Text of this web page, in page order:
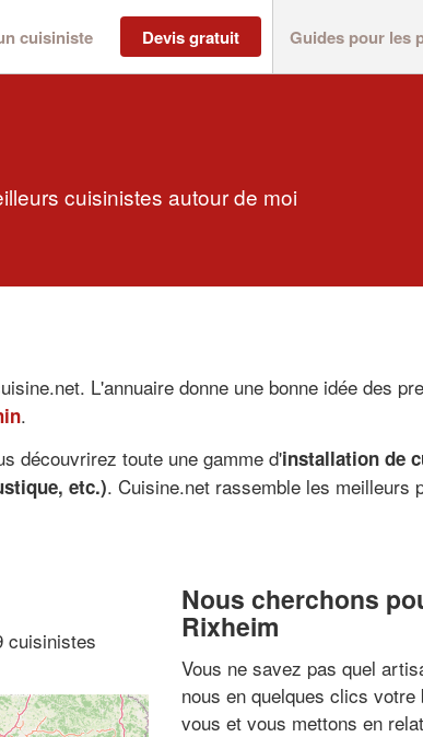
cuisiniste Devis gratuit Guides pour les
cuisinistes autour de moi
L'annuaire donne une bonne idée des
.
découvrirez toute une gamme d'installation de
etc.). Cuisine.net rassemble les meilleurs
cuisinistes
Nous cherchons
Rixheim
Vous ne savez pas quel
nous en quelques clics
vous et vous mettons en